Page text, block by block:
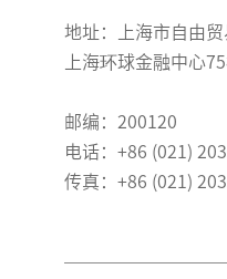
地址：上海市自由
上海环球金融中心
邮编：200120
电话：+86 (021)
传真：+86 (021)